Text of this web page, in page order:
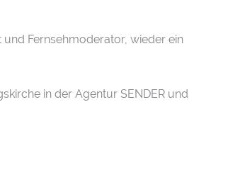
Fernsehmoderator, wieder ein
in der Agentur SENDER und